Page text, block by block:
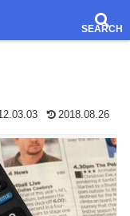
とか妄想とか……
2018.08.26